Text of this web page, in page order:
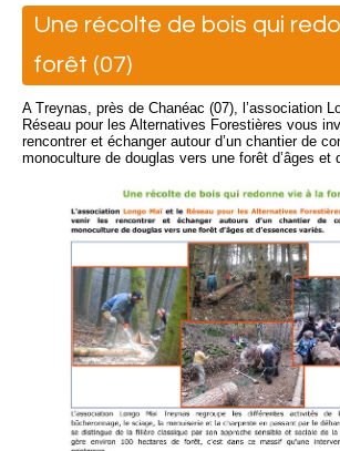
Une récolte de bois qui
forêt (07)
A Treynas, près de Chanéac (07), l’association
Réseau pour les Alternatives Forestières vous
rencontrer et échanger autour d’un chantier de
monoculture de douglas vers une forêt d’âges et